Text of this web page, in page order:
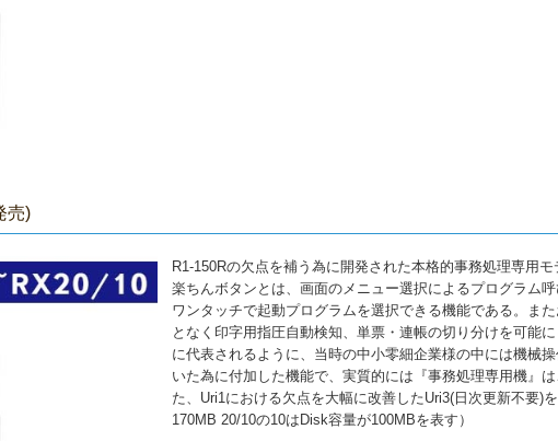
売)
R1-150Rの欠点を補う為に開発された本格的事務処理専用
楽ちんボタンとは、画面のメニュー選択によるプログラム
ワンタッチで起動プログラムを選択できる機能である。ま
となく印字用指圧自動検知、単票・連帳の切り分けを可能
に代表されるように、当時の中小零細企業様の中には機械
いた為に付加した機能で、実質的には『事務処理専用機』
た、Uri1における欠点を大幅に改善したUri3(日次更新不要)
170MB 20/10の10はDisk容量が100MBを表す）